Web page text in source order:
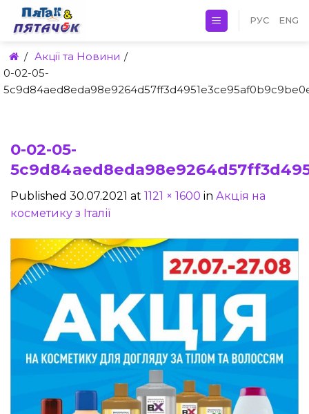
Skip
РУС ENG
/ Акції та Новини /
0-02-05-
0-02-05-
Published 30.07.2021 at 1121 × 1600 in Акція на
косметику з Італії